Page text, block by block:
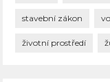
stavební zákon
životní prostředí